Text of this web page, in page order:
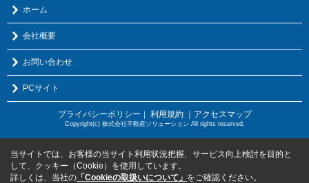
ホーム
会社概要
お問い合わせ
PCサイト
プライバシーポリシー ｜ 利用規約 ｜アクセスマップ
Copyright(c) 株式会社不動産ソリューション All rights reserved.
当サイトでは、お客様の当サイト利用状況把握、サービス向上検討を目的と
して、クッキー（Cookie）を使用しています。
詳しくは、当社の 「Cookieの取扱いについて」 をご確認ください。